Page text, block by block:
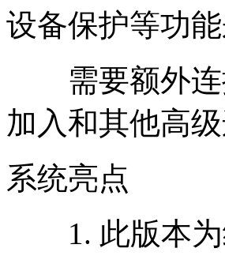
设备保护等功
需要额外连
加入和其他高
系统亮点
1. 此版本为